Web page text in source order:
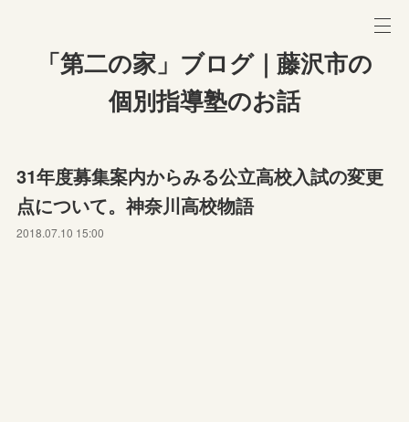
「第二の家」ブログ｜藤沢市の
個別指導塾のお話
31年度募集案内からみる公立高校入試の変更
点について。神奈川高校物語
2018.07.10 15:00